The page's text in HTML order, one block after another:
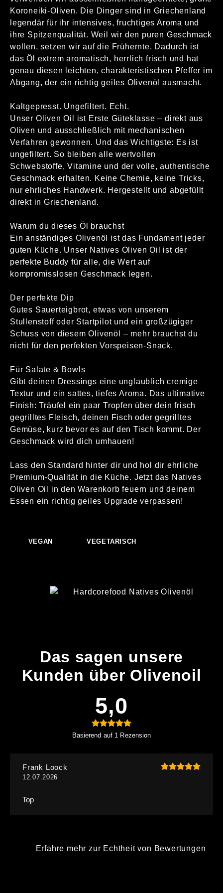
Koroneiki-Oliven. Die Dinger sind in Griechenland
legendär für ihr intensives, fruchtiges Aroma und
ihre Spitzenqualität. Weil wir den puren Geschmack
wollen, setzen wir auf die Frühernte. Dadurch ist
das Öl extrem aromatisch, herrlich frisch und hat
genau diesen leichten, charakteristischen Pfeffer im
Abgang, der ein richtig geiles Olivenöl ausmacht.
Kaltgepresst. Ungefiltert. Echt.
Unser Oliven Oil ist Erste Güteklasse – direkt aus
Oliven und ausschließlich mit mechanischen
Verfahren gewonnen. Und das Wichtigste: Es ist
ungefiltert. So bleiben alle wertvollen
Schwebstoffe, Vitamine und der volle, authentische
Geschmack erhalten. Keine Chemie, keine Tricks,
nur ehrliches Handwerk. Hergestellt und abgefüllt
direkt in Griechenland.
Warum du dieses Öl brauchst
Ein anständiges Olivenöl ist das Fundament jeder
guten Küche. Unser Natives Oliven Oil ist der
perfekte Buddy für alle, die Wert auf
kompromisslosen Geschmack legen.
Der perfekte Dip
Gutes Sauerteigbrot, etwas von unserem
Stullenstoff oder Startpilot und ein großzügiger
Schuss von diesem Olivenöl – mehr brauchst du
nicht für den perfekten Vorspeisen-Snack.
Für Salate & Bowls
Gibt deinen Dressings eine unglaublich cremige
Textur und ein sattes, tiefes Aroma. Das ultimative
Finish: Träufel ein paar Tropfen über dein frisch
gegrilltes Fleisch, deinen Fisch oder gegrilltes
Gemüse, kurz bevor es auf den Tisch kommt. Der
Geschmack wird dich umhauen!
Lass den Standard hinter dir und hol dir ehrliche
Premium-Qualität in die Küche. Jetzt das Natives
Oliven Oil in den Warenkorb feuern und deinem
Essen ein richtig geiles Upgrade verpassen!
VEGAN VEGETARISCH
Das sagen unsere
Kunden über Olivenoil
5,0
Basierend auf 1 Rezension
Frank Loock
12.07.2026
Top
Erfahre mehr zur Echtheit von Bewertungen